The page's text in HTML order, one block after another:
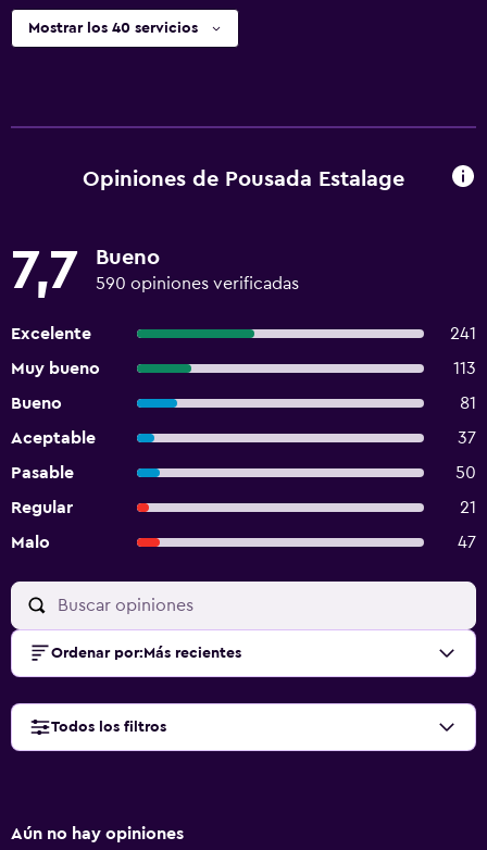
Mostrar los 40 servicios
Opiniones de Pousada Estalage
7,7 Bueno
590 opiniones verificadas
Excelente
241
Muy bueno
113
Bueno
81
Aceptable
37
Pasable
50
Regular
21
Malo
47
Ordenar por: Más recientes
Todos los filtros
Aún no hay opiniones